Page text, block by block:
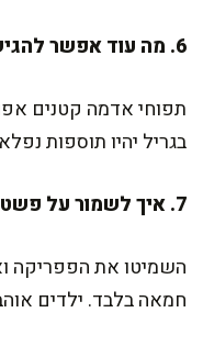
6. מה עוד אפשר להגיש עם הדג הזה?
תפוחי אדמה קטנים
בגריל יהיו תוספות
7. איך לשמור על פשטות הדג כשיש ילדים?
השמיטו את הפפריקה
חמאה בלבד. ילדים